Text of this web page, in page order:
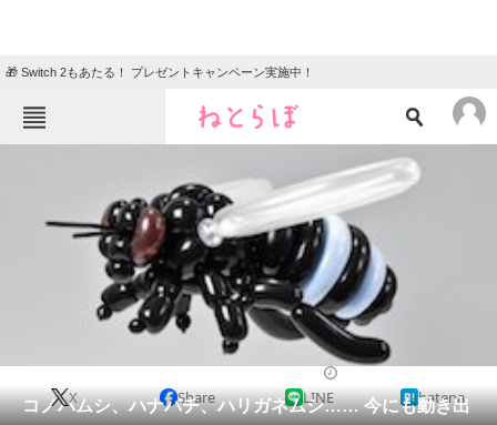
🎁 Switch 2もあたる！ プレゼントキャンペーン実施中！
ニュース
エンタメ クイズ
地域
教育・育児
会員記事
コノハムシ、ハナバチ、ハリガネムシ…… 今にも動き出
X Share LINE hatena